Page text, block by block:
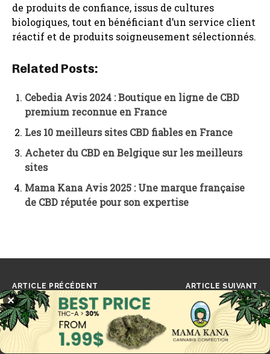
de produits de confiance, issus de cultures
biologiques, tout en bénéficiant d’un service client
réactif et de produits soigneusement sélectionnés.
Related Posts:
Cebedia Avis 2024 : Boutique en ligne de CBD
premium reconnue en France
Les 10 meilleurs sites CBD fiables en France
Acheter du CBD en Belgique sur les meilleurs
sites
Mama Kana Avis 2025 : Une marque française
de CBD réputée pour son expertise
ARTICLE PRÉCÉDENT
Les milléniaux stimulent le
marché de l’avant-vente
du cannabis en dépensant
103,9 millions de dollars
ARTICLE SUIVANT
Gestion efficace des
pucerons pour des
cultures de cannabis
florissantes
✕